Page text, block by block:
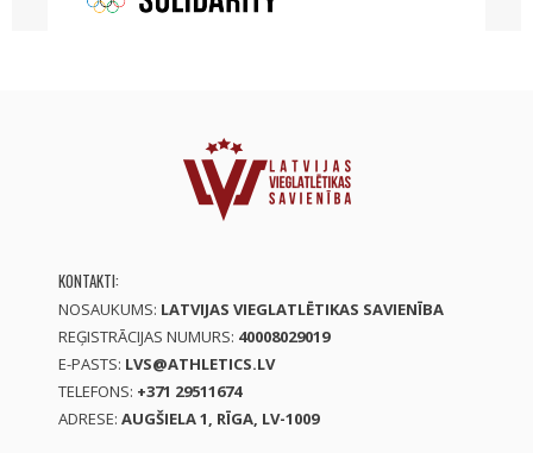
KONTAKTI:
NOSAUKUMS: LATVIJAS VIEGLATLĒTIKAS SAVIENĪBA
REĢISTRĀCIJAS NUMURS: 40008029019
E-PASTS: LVS@ATHLETICS.LV
TELEFONS: +371 29511674
ADRESE: AUGŠIELA 1, RĪGA, LV-1009